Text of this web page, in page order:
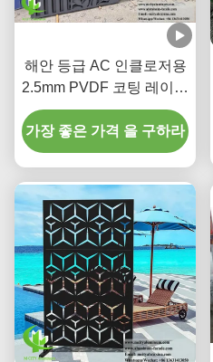
해안 등급 AC 인클로저용
2.5mm PVDF 코팅 레이저
커팅 알루미늄 외장 패널
가장 좋은 가격 을 구하라